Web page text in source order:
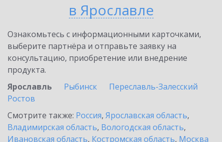
в Ярославле
Ознакомьтесь с информационными карточками,
выберите партнёра и отправьте заявку на
консультацию, приобретение или внедрение
продукта.
Ярославль
Рыбинск
Переславль-Залесский
Ростов
Смотрите также: Россия, Ярославская область,
Владимирская область, Вологодская область,
Ивановская область, Костромская область, Москва